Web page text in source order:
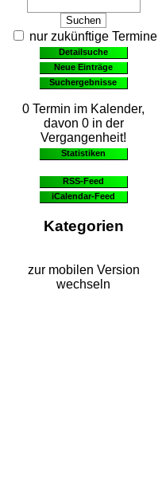
nur zukünftige Termine
Detailsuche
Neue Einträge
Suchergebnisse
0 Termin im Kalender,
davon 0 in der
Vergangenheit!
Statistiken
RSS-Feed
iCalendar-Feed
Kategorien
zur mobilen Version
wechseln